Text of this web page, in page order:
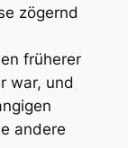
zögernd
früherer
war, und
andere